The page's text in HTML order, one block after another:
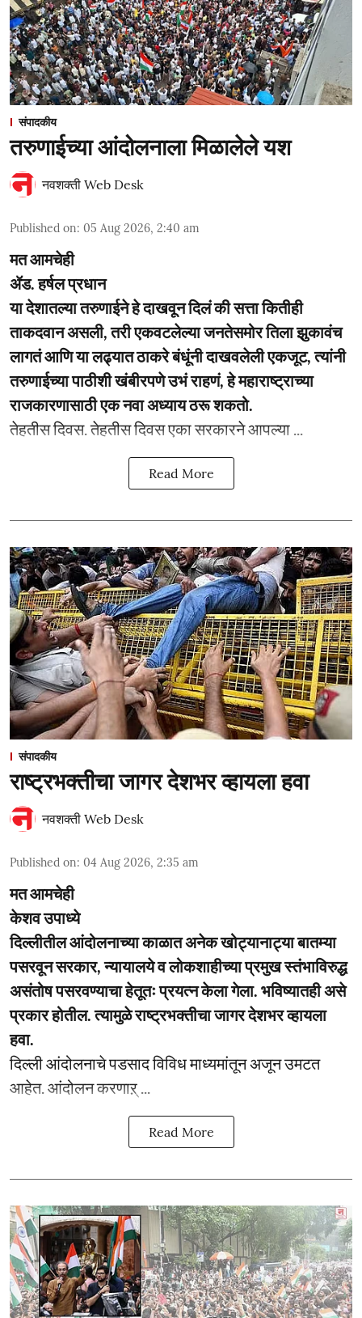
संपादकीय
तरुणाईच्या आंदोलनाला मिळालेले यश
नवशक्ती Web Desk
Published on: 05 Aug 2026, 2:40 am
मत आमचेही
ॲड. हर्षल प्रधान
या देशातल्या तरुणाईने हे दाखवून दिलं की सत्ता कितीही
ताकदवान असली, तरी एकवटलेल्या जनतेसमोर तिला झुकावंच
लागतं आणि या लढ्यात ठाकरे बंधूंनी दाखवलेली एकजूट, त्यांनी
तरुणाईच्या पाठीशी खंबीरपणे उभं राहणं, हे महाराष्ट्राच्या
राजकारणासाठी एक नवा अध्याय ठरू शकतो.
­­तेहतीस दिवस. तेहतीस दिवस एका सरकारने आपल्या ...
Read More
संपादकीय
राष्ट्रभक्तीचा जागर देशभर व्हायला हवा
नवशक्ती Web Desk
Published on: 04 Aug 2026, 2:35 am
मत आमचेही
केशव उपाध्ये
दिल्लीतील आंदोलनाच्या काळात अनेक खोट्यानाट्या बातम्या
पसरवून सरकार, न्यायालये व लोकशाहीच्या प्रमुख स्तंभाविरुद्ध
असंतोष पसरवण्याचा हेतूतः प्रयत्न केला गेला. भविष्यातही असे
प्रकार होतील. त्यामुळे राष्ट्रभक्तीचा जागर देशभर व्हायला
हवा.
दिल्ली आंदोलनाचे पडसाद विविध माध्यमांतून अजून उमटत
आहेत. आंदोलन करणाऱ् ...
Read More